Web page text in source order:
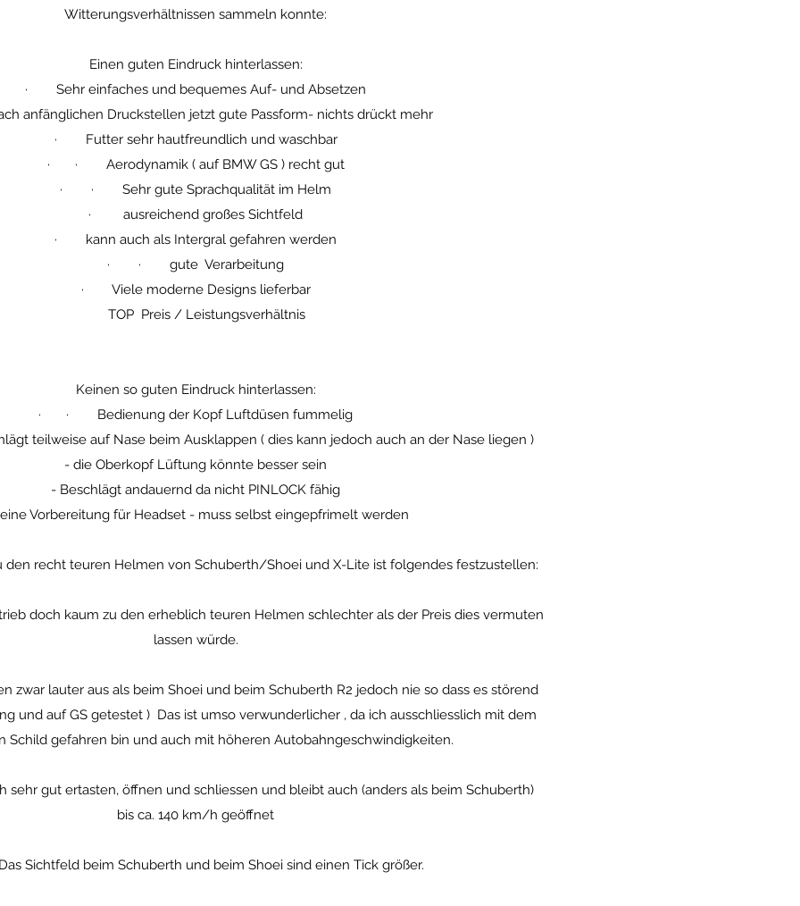
Witterungsverhältnissen sammeln konnte:
Einen guten Eindruck hinterlassen:
· Sehr einfaches und bequemes Auf- und Absetzen
anfänglichen Druckstellen jetzt gute Passform- nichts drückt mehr
· Futter sehr hautfreundlich und waschbar
· · Aerodynamik ( auf BMW GS ) recht gut
· · Sehr gute Sprachqualität im Helm
· ausreichend großes Sichtfeld
· kann auch als Intergral gefahren werden
· · gute Verarbeitung
· Viele moderne Designs lieferbar
TOP Preis / Leistungsverhältnis
Keinen so guten Eindruck hinterlassen:
· · Bedienung der Kopf Luftdüsen fummelig
teilweise auf Nase beim Ausklappen ( dies kann jedoch auch an der Nase liegen )
- die Oberkopf Lüftung könnte besser sein
- Beschlägt andauernd da nicht PINLOCK fähig
Vorbereitung für Headset - muss selbst eingepfrimelt werden
den recht teuren Helmen von Schuberth/Shoei und X-Lite ist folgendes festzustellen:
doch kaum zu den erheblich teuren Helmen schlechter als der Preis dies vermuten
lassen würde.
zwar lauter aus als beim Shoei und beim Schuberth R2 jedoch nie so dass es störend
und auf GS getestet ) Das ist umso verwunderlicher , da ich ausschliesslich mit dem
Schild gefahren bin und auch mit höheren Autobahngeschwindigkeiten.
gut ertasten, öffnen und schliessen und bleibt auch (anders als beim Schuberth)
bis ca. 140 km/h geöffnet
Sichtfeld beim Schuberth und beim Shoei sind einen Tick größer.